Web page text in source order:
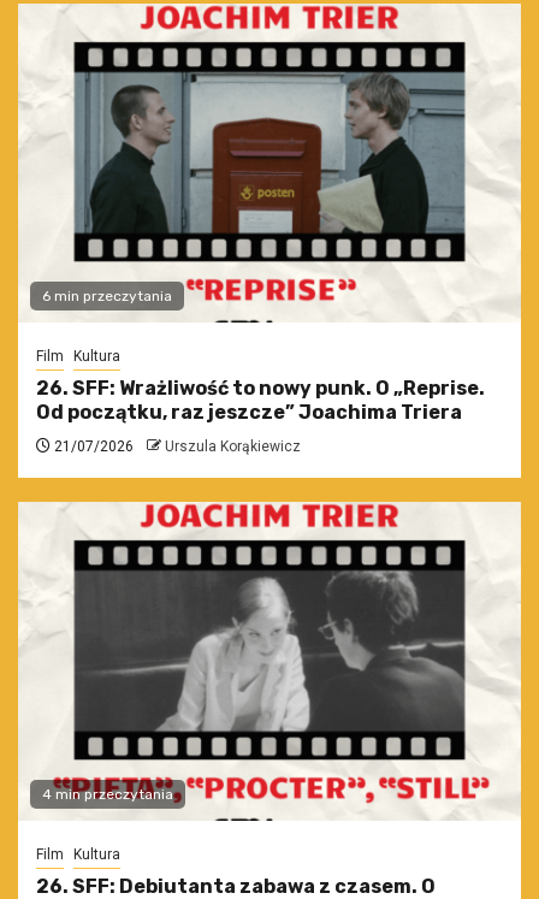
6 min przeczytania
Film Kultura
26. SFF: Wrażliwość to nowy punk. O „Reprise.
Od początku, raz jeszcze” Joachima Triera
21/07/2026 Urszula Korąkiewicz
4 min przeczytania
Film Kultura
26. SFF: Debiutanta zabawa z czasem. O